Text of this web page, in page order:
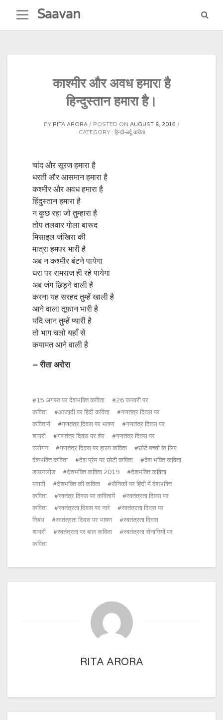
content
Saavan
काश्मीर और अवध हमारा है
हिन्दुस्तान हमारा है।
BY RITA ARORA POSTED ON AUGUST 9, 2016
CATEGORY : हिन्दी-उर्दू कविता
चांद और सूरज हमारा है
धरती और आसमान हमारा है
कश्मीर और अवध हमारा है
हिंदुस्तान हमारा है
न कुछ रहा जो तुम्हारा है
तोप तलवार गोला बारूद
मिसाइल जंखिरा की
मात्रा हमपर भारी है
अब न कश्मीर बंटने पायेगा
धरा पर रामराज ही रहे पायेगा
अब जंग छिड़ने वाली है
करना यह सरहद तुम्हें खाली है
आने वाला तूफान भारी है
यदि जान तुम्हें प्यारी है
तो भाग चलो यहाँ से
कयामत आने वाली है
– रीता अरोरा
15 अगस्त पर देशभक्ति कविता
26 जनवरी पर
कविता
आजादी पर हिंदी कविता
गणतंत्र दिवस पर
कवितायें
गणतंत्र दिवस पर भाषण
गणतंत्र दिवस पर
शायरी
गणतंत्र दिवस पर शेर
गणतंत्र दिवस पर
स्लोगन
गणतंत्र दिवस पर हास्य कविता
छोटे बच्चों के लिए
देशभक्ति कविता
देश प्रेम पर छोटी कविता
देश भक्ति कविता
डाउनलोड
देशभक्ति कविता 2019
देशभक्ति कविता
मराठी
देशभक्ति की कविता
सैनिकों पर हिंदी में देशभक्ति
कविता
स्वतंत्र दिवस पर कवितायें
स्वतंत्रता दिवस पर
कविता
स्वतंत्रता दिवस पर नारे
स्वतंत्रता दिवस पर
निबंध
स्वतंत्रता दिवस पर भाषण
स्वतंत्रता दिवस
शायरी
स्वतंत्रता पर बाल कविता
स्वतंत्रता सेनानियों पर
कविता
RITA ARORA